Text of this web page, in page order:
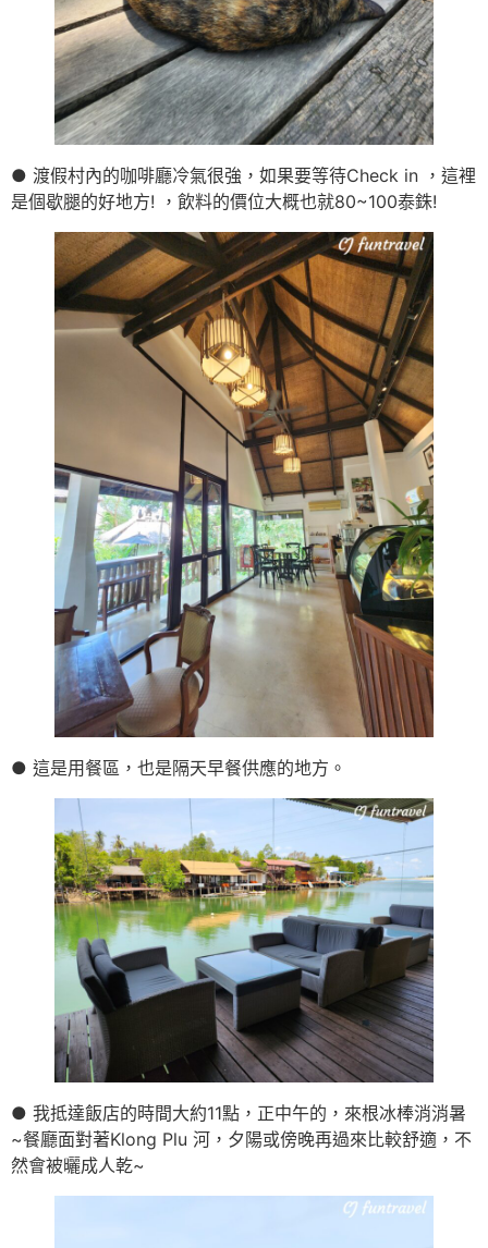
● 渡假村內的咖啡廳冷氣很強，如果要等待Check in ，這裡
是個歇腿的好地方! ，飲料的價位大概也就80~100泰銖!
● 這是用餐區，也是隔天早餐供應的地方。
● 我抵達飯店的時間大約11點，正中午的，來根冰棒消消暑
~餐廳面對著Klong Plu 河，夕陽或傍晚再過來比較舒適，不
然會被曬成人乾~